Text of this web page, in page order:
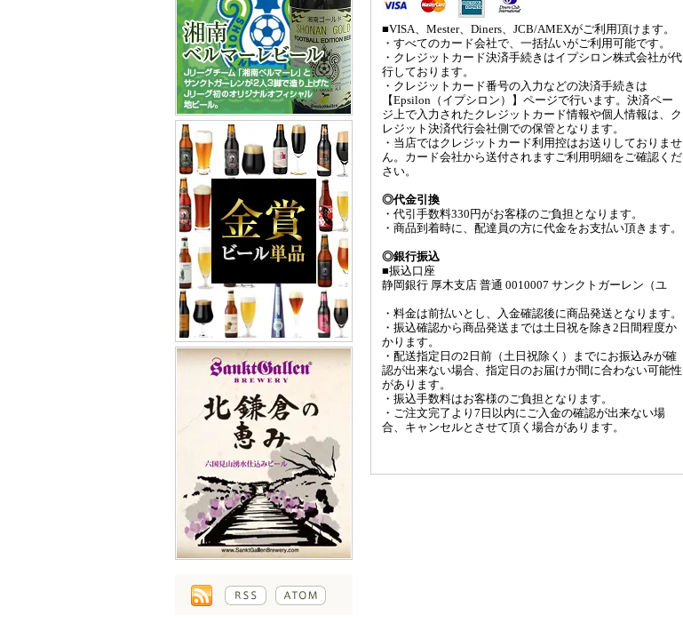
■VISA、Mester、Diners、JCB/AMEXがご利用頂けます。
・すべてのカード会社で、一括払いがご利用可能です。
・クレジットカード決済手続きはイプシロン株式会社が代
行しております。
・クレジットカード番号の入力などの決済手続きは
【Epsilon（イプシロン）】ページで行います。決済ペー
ジ上で入力されたクレジットカード情報や個人情報は、ク
レジット決済代行会社側での保管となります。
・当店ではクレジットカード利用控はお送りしておりませ
ん。カード会社から送付されますご利用明細をご確認くだ
さい。
◎代金引換
・代引手数料330円がお客様のご負担となります。
・商品到着時に、配達員の方に代金をお支払い頂きます。
◎銀行振込
■振込口座
静岡銀行 厚木支店 普通 0010007 サンクトガーレン（ユ
・料金は前払いとし、入金確認後に商品発送となります。
・振込確認から商品発送までは土日祝を除き2日間程度か
かります。
・配送指定日の2日前（土日祝除く）までにお振込みが確
認が出来ない場合、指定日のお届けが間に合わない可能性
があります。
・振込手数料はお客様のご負担となります。
・ご注文完了より7日以内にご入金の確認が出来ない場
合、キャンセルとさせて頂く場合があります。